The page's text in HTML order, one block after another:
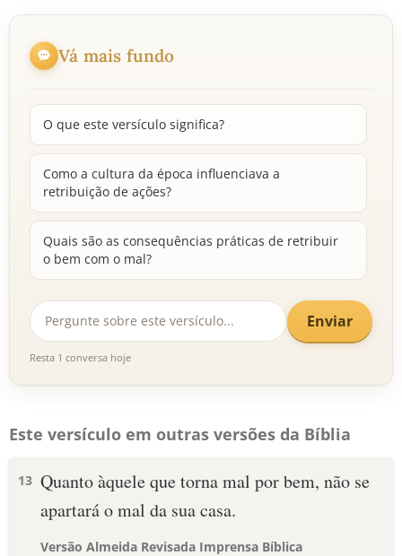
Vá mais fundo
O que este versículo significa?
Como a cultura da época influenciava a
retribuição de ações?
Quais são as consequências práticas de retribuir
o bem com o mal?
Enviar
Resta 1 conversa hoje
Este versículo em outras versões da Bíblia
13 Quanto àquele que torna mal por bem, não se
apartará o mal da sua casa.
Versão Almeida Revisada Imprensa Bíblica